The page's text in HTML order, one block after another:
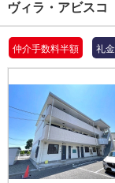
ヴィラ・アビスコ
仲介手数料半額 礼